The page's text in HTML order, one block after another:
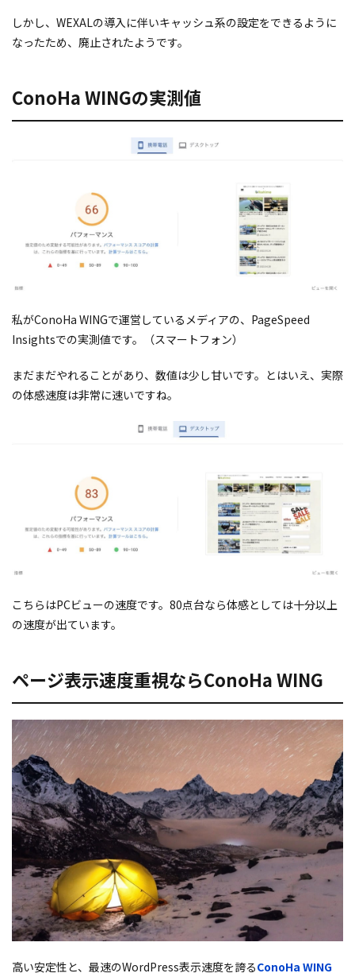
しかし、WEXALの導入に伴いキャッシュ系の設定をできるように
なったため、廃止されたようです。
ConoHa WINGの実測値
私がConoHa WINGで運営しているメディアの、PageSpeed
Insightsでの実測値です。（スマートフォン）
まだまだやれることがあり、数値は少し甘いです。とはいえ、実際
の体感速度は非常に速いですね。
こちらはPCビューの速度です。80点台なら体感としては十分以上
の速度が出ています。
ページ表示速度重視ならConoHa WING
高い安定性と、最速のWordPress表示速度を誇るConoHa WING